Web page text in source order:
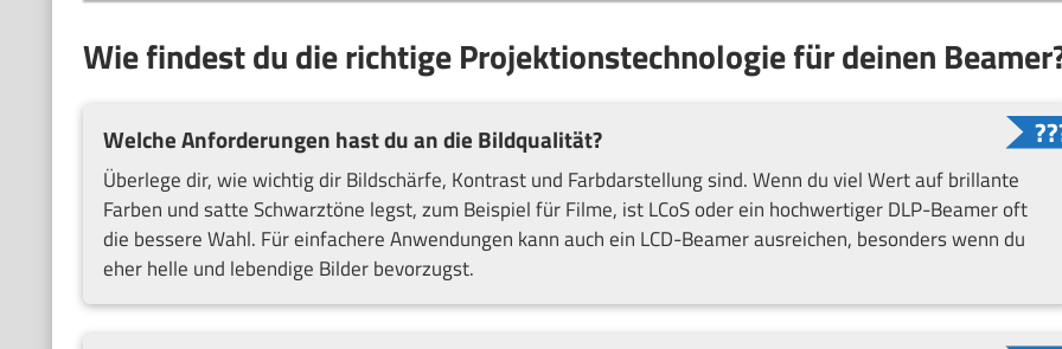
Wie findest du die richtige Projektionstechnologie für deinen
Welche Anforderungen hast du an die Bildqualität?
Überlege dir, wie wichtig dir Bildschärfe, Kontrast und Farbdarstellung sind. Wenn du viel Wert auf brillante
Farben und satte Schwarztöne legst, zum Beispiel für Filme, ist LCoS oder ein hochwertiger DLP-Beamer oft
die bessere Wahl. Für einfachere Anwendungen kann auch ein LCD-Beamer ausreichen, besonders wenn du
eher helle und lebendige Bilder bevorzugst.